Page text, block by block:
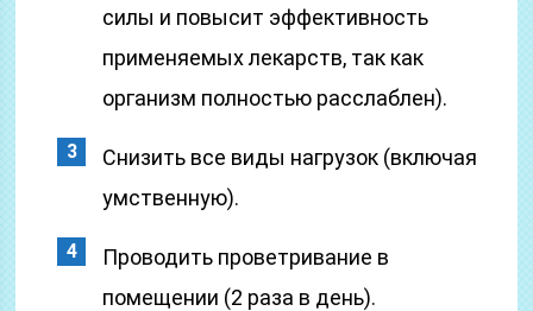
силы и повысит эффективность
применяемых лекарств, так как
организм полностью расслаблен).
Снизить все виды нагрузок (включая
умственную).
Проводить проветривание в
помещении (2 раза в день).